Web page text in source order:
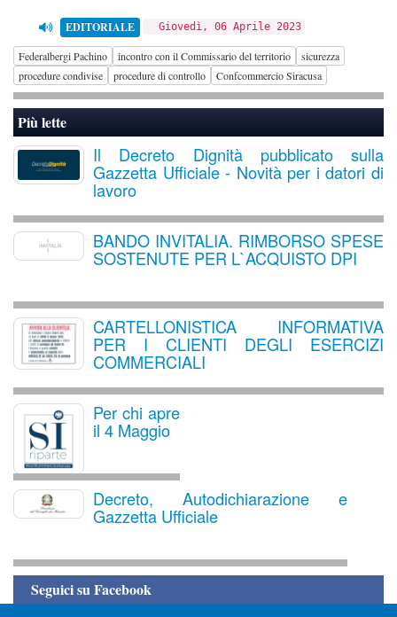
EDITORIALE Giovedì, 06 Aprile 2023
Federalbergi Pachino incontro con il Commissario del territorio
sicurezza
procedure condivise
procedure di controllo Confcommercio Siracusa
Più lette
Il Decreto Dignità pubblicato sulla
Gazzetta Ufficiale - Novità per i datori di
lavoro
BANDO INVITALIA. RIMBORSO SPESE
SOSTENUTE PER L`ACQUISTO DPI
CARTELLONISTICA INFORMATIVA
PER I CLIENTI DEGLI ESERCIZI
COMMERCIALI
Per chi apre
il 4 Maggio
Decreto, Autodichiarazione e
Gazzetta Ufficiale
Seguici su Facebook